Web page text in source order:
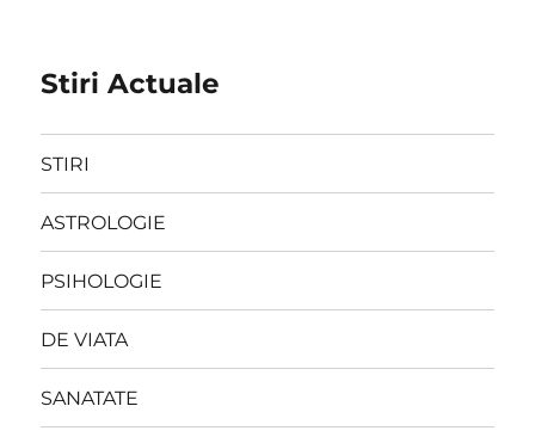
Stiri Actuale
STIRI
ASTROLOGIE
PSIHOLOGIE
DE VIATA
SANATATE